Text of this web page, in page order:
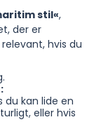
stil«,
der er
hvis du
du kan lide en
eller hvis